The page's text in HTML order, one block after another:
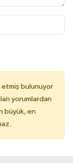
etmiş bulunuyor
yorumlardan
büyük, en